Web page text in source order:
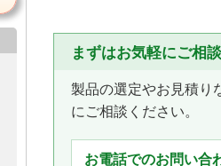
まずはお気軽にご相
製品の選定やお見積り
にご相談ください。
お電話でのお問い合